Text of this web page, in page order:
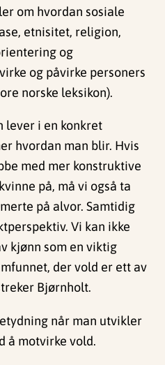
om hvordan sosiale
etnisitet, religion,
og
og påvirke personers
norske leksikon).
lever i en konkret
hvordan man blir. Hvis
med mer konstruktive
på, må vi også ta
på alvor. Samtidig
Vi kan ikke
kjønn som en viktig
der vold er ett av
Bjørnholt.
når man utvikler
å motvirke vold.